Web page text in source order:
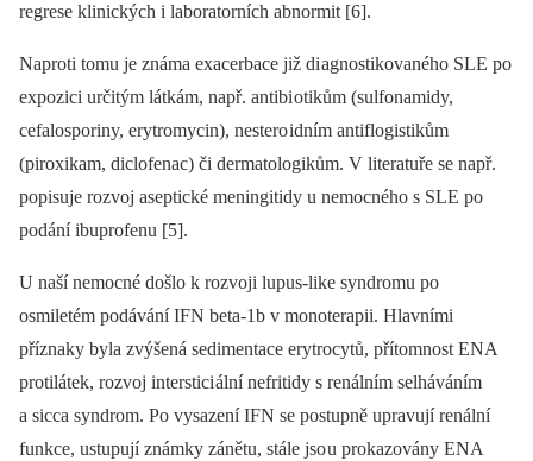
regrese klinických i laboratorních abnormit [6].
Naproti tomu je známa exacerbace již di agnostikovaného SLE po
expozici určitým látkám, např. antibi otikům (sulfonamidy,
cefalosporiny, erytromycin), nestero idním antiflogistikům
(piroxikam, diclofenac) či dermatologikům. V literatuře se např.
popisuje rozvoj aseptické meningitidy u nemocného s SLE po
podání ibuprofenu [5].
U naší nemocné došlo k rozvoji lupus‑like syndromu po
osmiletém podávání IFN beta‑1b v monoterapii. Hlavními
příznaky byla zvýšená sedimentace erytrocytů, přítomnost ENA
protilátek, rozvoj interstici ální nefritidy s renálním selháváním
a sicca syndrom. Po vysazení IFN se postupně upravují renální
funkce, ustupují známky zánětu, stále jso u prokazovány ENA